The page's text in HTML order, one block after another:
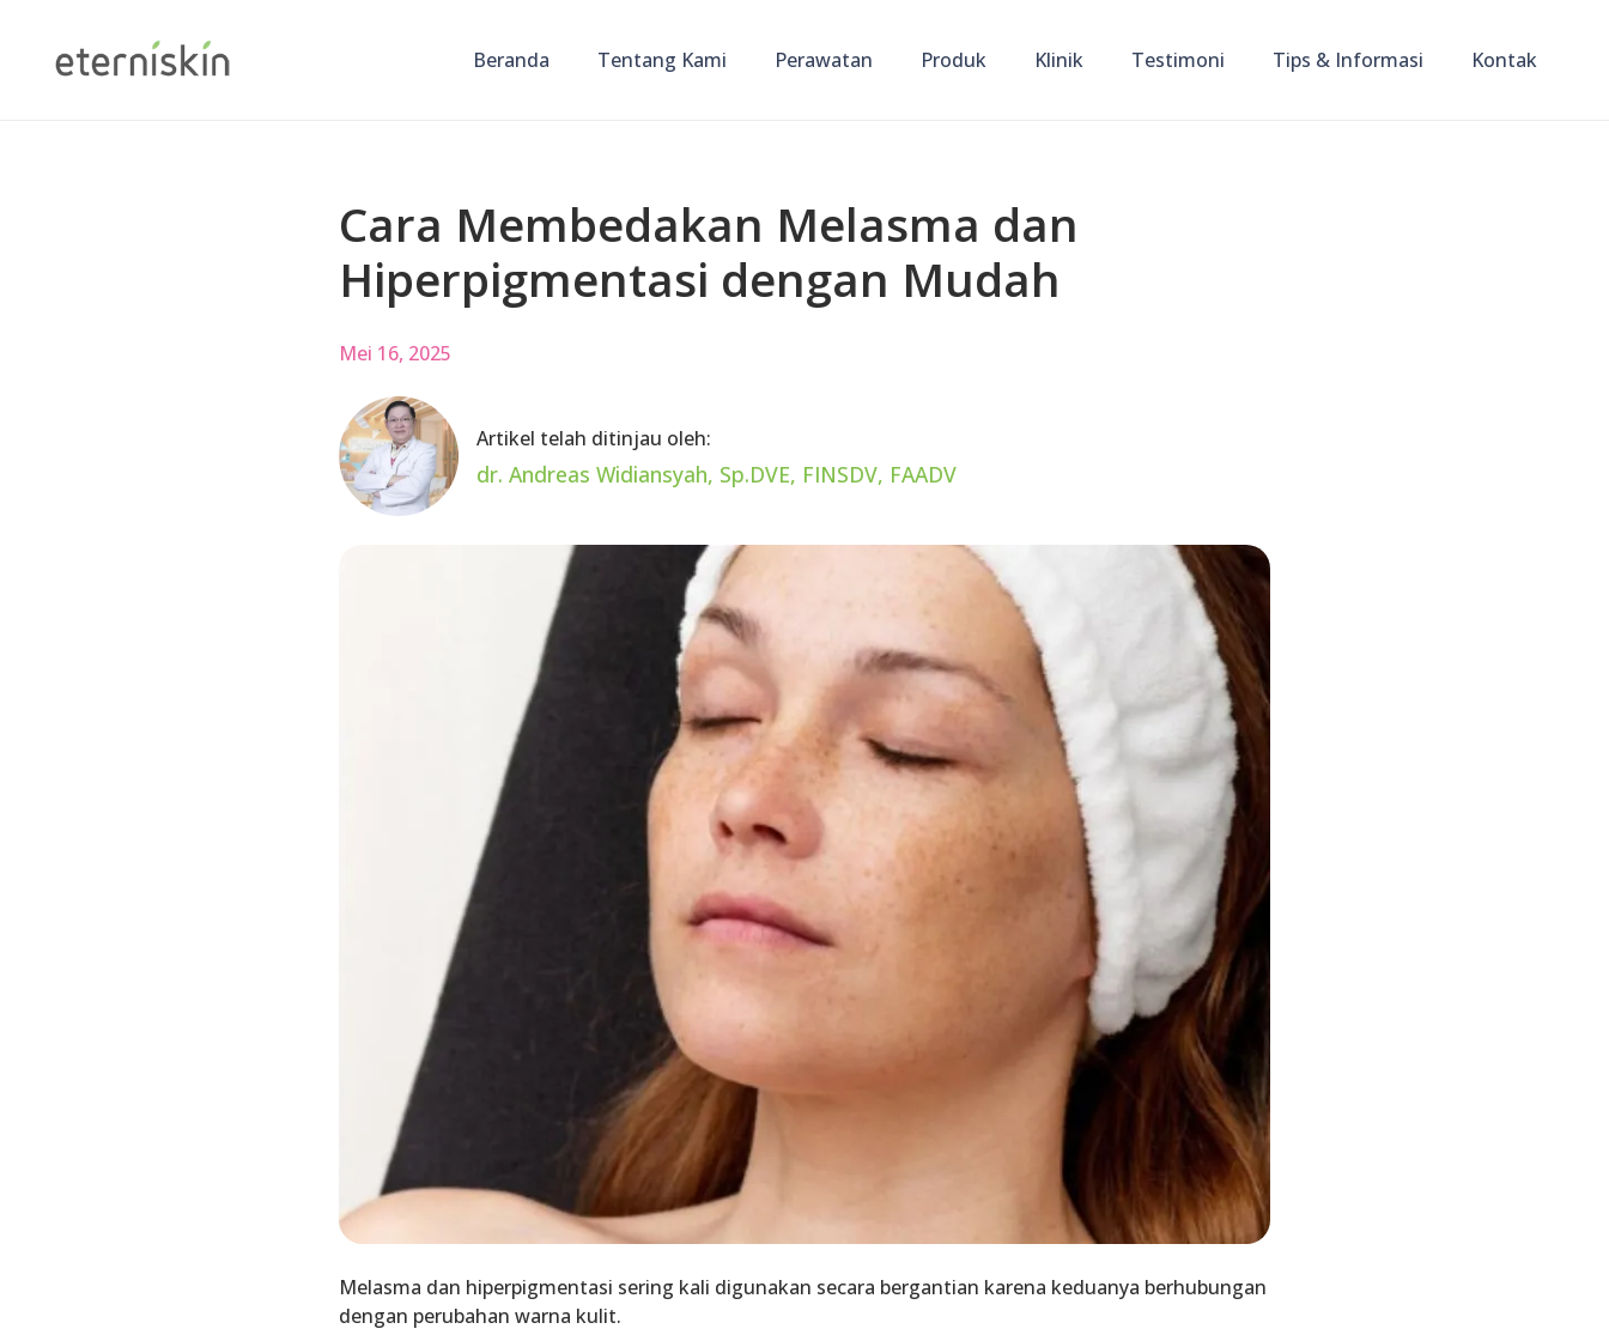
Beranda Tentang Kami Perawatan Produk Klinik Testimoni Tips & Informasi Kontak
Cara Membedakan Melasma dan
Hiperpigmentasi dengan Mudah
Mei 16, 2025
Artikel telah ditinjau oleh:
dr. Andreas Widiansyah, Sp.DVE, FINSDV, FAADV
Melasma dan hiperpigmentasi sering kali digunakan secara bergantian karena keduanya berhubungan
dengan perubahan warna kulit.